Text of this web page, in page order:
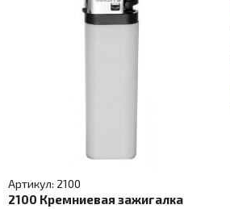
Артикул: 2100
2100 Кремниевая зажигалка